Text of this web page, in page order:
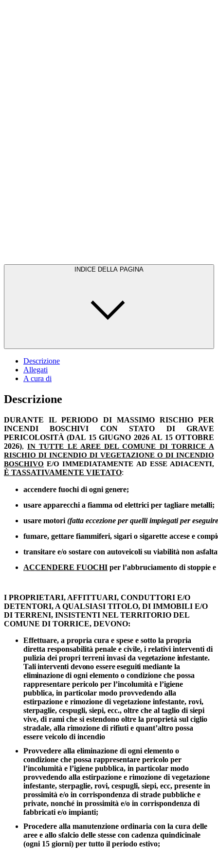
INDICE DELLA PAGINA
Descrizione
Allegati
A cura di
Descrizione
DURANTE IL PERIODO DI MASSIMO RISCHIO PER
INCENDI BOSCHIVI CON STATO DI GRAVE
PERICOLOSITÀ (DAL 15 GIUGNO 2026 AL 15 OTTOBRE
2026),IN TUTTE LE AREE DEL COMUNE DI TORRICE A
RISCHIO DI INCENDIO DI VEGETAZIONE O DI INCENDIO
BOSCHIVO E/O IMMEDIATAMENTE AD ESSE ADIACENTI,
È TASSATIVAMENTE VIETATO:
accendere fuochi di ogni genere;
usare apparecchi a fiamma od elettrici per tagliare metalli;
usare motori (fatta eccezione per quelli impiegati per
fumare, gettare fiammiferi, sigari o sigarette accese e
transitare e/o sostare con autoveicoli su viabilità non
ACCENDERE FUOCHI per l’abbruciamento di stoppie
I PROPRIETARI, AFFITTUARI, CONDUTTORI E/O
DETENTORI, A QUALSIASI TITOLO, DI IMMOBILI E/O
DI TERRENI, INSISTENTI NEL TERRITORIO DEL
COMUNE DI TORRICE, DEVONO:
Effettuare, a propria cura e spese e sotto la propria
diretta responsabilità penale e civile, i relativi interventi di
pulizia dei propri terreni invasi da vegetazione infestante.
Tali interventi devono essere eseguiti mediante la
eliminazionedi ogni elemento o condizione che possa
rappresentare pericolo per l’incolumità e l’igiene
pubblica, in particolar modo provvedendo alla
estirpazione e rimozione di vegetazione infestante, rovi,
sterpaglie, cespugli, siepi, ecc., oltre che al taglio di siepi
vive, di rami che si estendono oltre la proprietà sul ciglio
stradale, alla rimozione di rifiuti e quant’altro possa
essere veicolo di incendio
Provvedere alla eliminazione di ogni elemento o
condizione che possa rappresentare pericolo per
l’incolumità e l’igiene pubblica, in particolar modo
provvedendo alla estirpazione e rimozione di vegetazione
infestante, sterpaglie, rovi, cespugli, siepi, ecc, presente in
prossimità e/o in corrispondenza di strade pubbliche e
private, nonché in prossimità e/o in corrispondenza di
fabbricati e/o impianti;
Procedere alla manutenzione ordinaria con la cura delle
aree e allo sfalcio delle stesse con cadenza quindicinale
(ogni 15 giorni) per tutto il periodo estivo;